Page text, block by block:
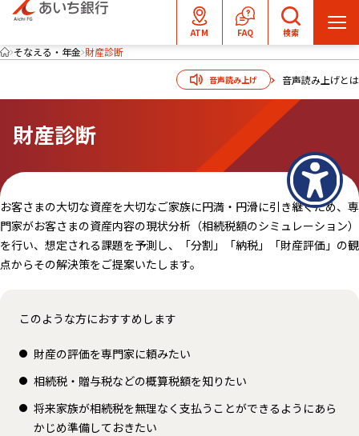
ATM FAQ 検索
メ
ニ
ー
そなえる・年金 財産診断
音声読み上げ 音声読み上げとは
財産診断
お客さまの大切な資産を大切なご家族に円満・円滑に引き継ぐため、専
門家がお客さまの資産内容の現状分析（相続税額のシミュレーション）
を行い、想定される課題を予測し、「分割」「納税」「財産評価」の観
点からその解決策をご提案いたします。
このような方におすすめします
財産の評価を専門家に頼みたい
相続税・贈与税などの概算税額を知りたい
将来家族が相続税を無理なく支払うことができるようにあら
かじめ準備しておきたい